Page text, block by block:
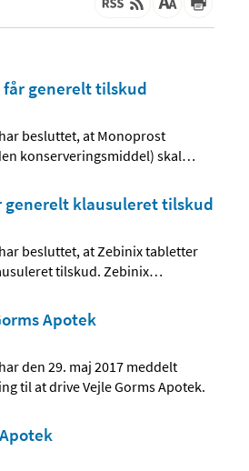
får generelt tilskud
besluttet, at Monoprost
konserveringsmiddel) skal…
generelt klausuleret tilskud
besluttet, at Zebinix tabletter
tilskud. Zebinix…
Apotek
den 29. maj 2017 meddelt
til at drive Vejle Gorms Apotek.